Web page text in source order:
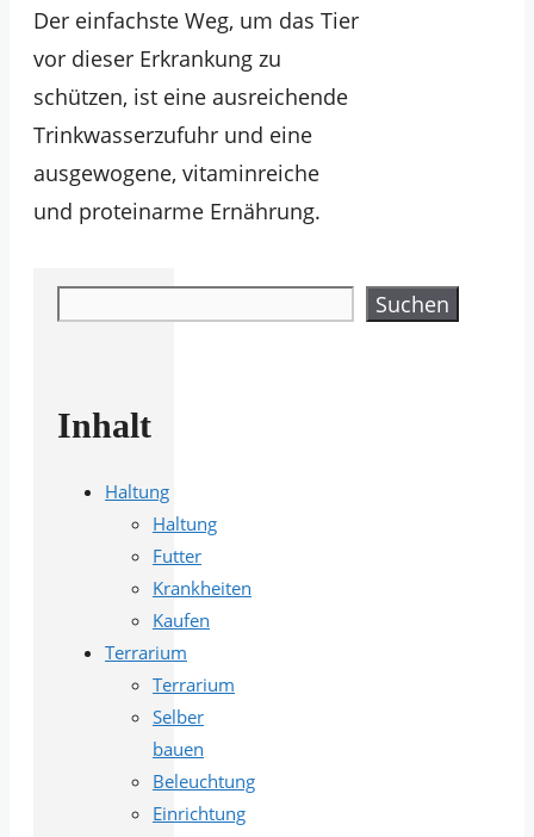
Der einfachste Weg, um das Tier
vor dieser Erkrankung zu
schützen, ist eine ausreichende
Trinkwasserzufuhr und eine
ausgewogene, vitaminreiche
und proteinarme Ernährung.
Suchen
Inhalt
Haltung
Haltung
Futter
Krankheiten
Kaufen
Terrarium
Terrarium
Selber
bauen
Beleuchtung
Einrichtung